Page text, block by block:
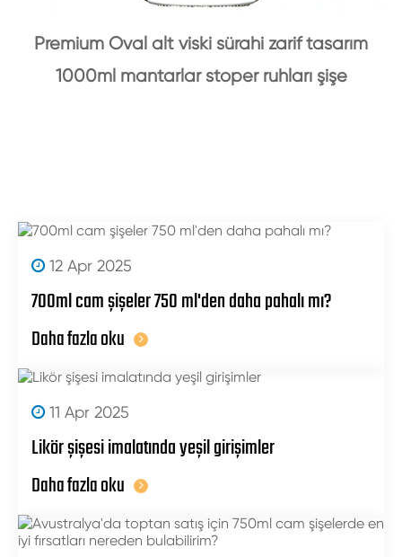
Premium Oval alt viski sürahi zarif tasarım
1000ml mantarlar stoper ruhları şişe
12 Apr 2025
700ml cam şişeler 750 ml'den daha pahalı mı?
Daha fazla oku
11 Apr 2025
Likör şişesi imalatında yeşil girişimler
Daha fazla oku